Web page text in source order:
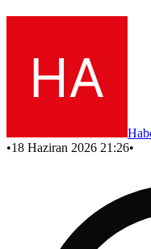
•18 Haziran 2026 21:26•